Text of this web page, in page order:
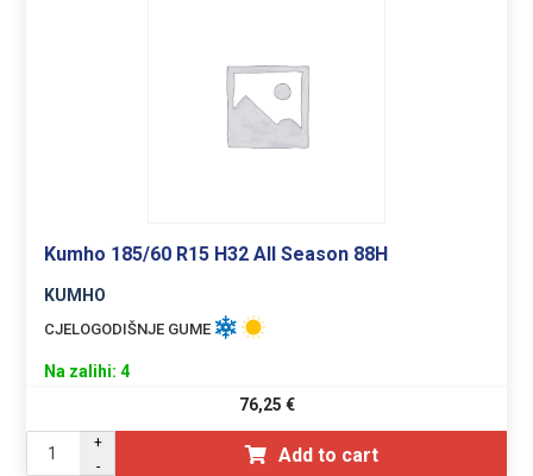
Kumho 185/60 R15 H32 All Season 88H
KUMHO
CJELOGODIŠNJE GUME
Na zalihi: 4
76,25 €
+
-
Add to cart